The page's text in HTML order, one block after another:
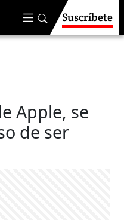
Suscríbete
Apple, se
de ser